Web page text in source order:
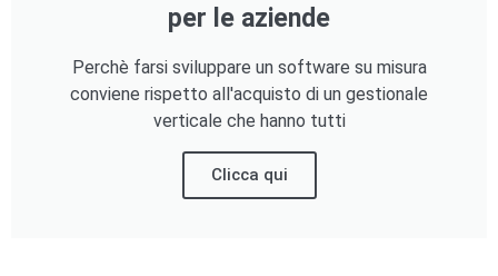
per le aziende
Perchè farsi sviluppare un software su misura
conviene rispetto all'acquisto di un gestionale
verticale che hanno tutti
Clicca qui